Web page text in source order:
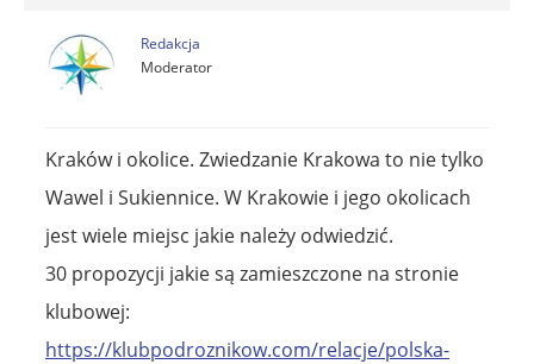
Redakcja
Moderator
Kraków i okolice. Zwiedzanie Krakowa to nie tylko
Wawel i Sukiennice. W Krakowie i jego okolicach
jest wiele miejsc jakie należy odwiedzić.
30 propozycji jakie są zamieszczone na stronie
klubowej:
https://klubpodroznikow.com/relacje/polska-